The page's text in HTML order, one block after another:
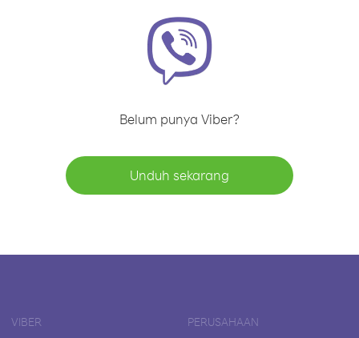
Belum punya Viber?
Unduh sekarang
VIBER PERUSAHAAN